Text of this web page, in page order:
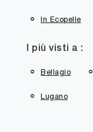
In Ecopelle
I più visti a :
Bellagio
Lugano